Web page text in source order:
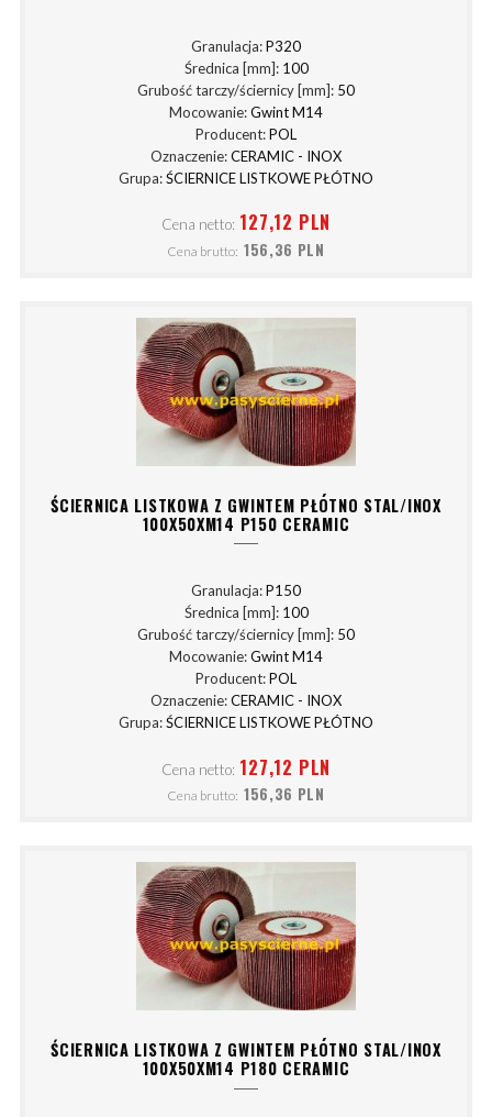
Granulacja:P320
Średnica [mm]: 100
Grubość tarczy/ściernicy [mm]: 50
Mocowanie:Gwint M14
Producent:POL
Oznaczenie:CERAMIC - INOX
Grupa:ŚCIERNICE LISTKOWE PŁÓTNO
Cena netto: 127,12 PLN
Cena brutto: 156,36 PLN
ŚCIERNICA LISTKOWA Z GWINTEM PŁÓTNO STAL/INOX
100X50XM14 P150 CERAMIC
Granulacja:P150
Średnica [mm]: 100
Grubość tarczy/ściernicy [mm]: 50
Mocowanie:Gwint M14
Producent:POL
Oznaczenie:CERAMIC - INOX
Grupa:ŚCIERNICE LISTKOWE PŁÓTNO
Cena netto: 127,12 PLN
Cena brutto: 156,36 PLN
ŚCIERNICA LISTKOWA Z GWINTEM PŁÓTNO STAL/INOX
100X50XM14 P180 CERAMIC